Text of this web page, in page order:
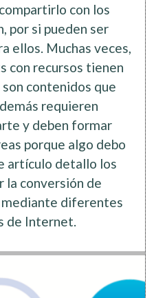
con los
por si pueden ser
ellos. Muchas veces,
con recursos tienen
contenidos que
requieren
y deben formar
porque algo debo
artículo detallo los
la conversión de
diferentes
de Internet.